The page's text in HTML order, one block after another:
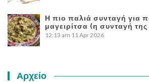
Η πιο παλιά συνταγή για
μαγειρίτσα (η συνταγή της
12:13 am 11 Apr 2026
Αρχείο